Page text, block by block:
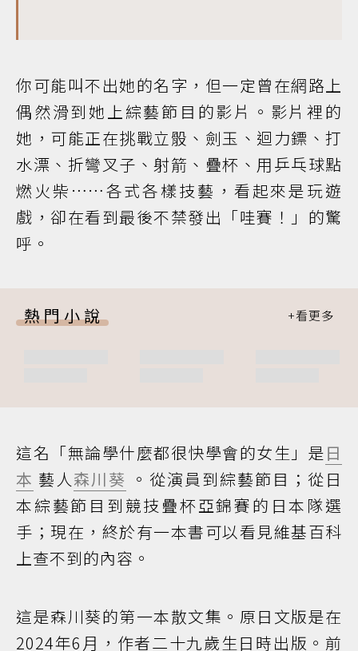
你可能叫不出她的名字，但一定曾在網路上
偶然滑到她上綜藝節目的影片。影片裡的
她，可能正在挑戰立骰、劍玉、迴力鏢、打
水漂、折彎叉子、射箭、疊杯、用乒乓球點
燃火柴……各式各樣技藝，看起來是玩遊
戲，卻在看到最後不禁發出「哇賽！」的驚
呼。
熱門小說
這名「無論學什麼都很快學會的女生」是日
本 藝人森川葵 。從演員到綜藝節目；從日
本綜藝節目到競技疊杯亞錦賽的日本隊選
手；現在，終於有一本書可以看見維基百科
上查不到的內容。
這是森川葵的第一本散文集。原日文版是在
2024年6月，作者二十九歲生日時出版。前